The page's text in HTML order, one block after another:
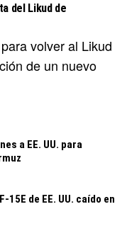
del Likud de
volver al Likud
de un nuevo
a EE. UU. para
de EE. UU. caído en